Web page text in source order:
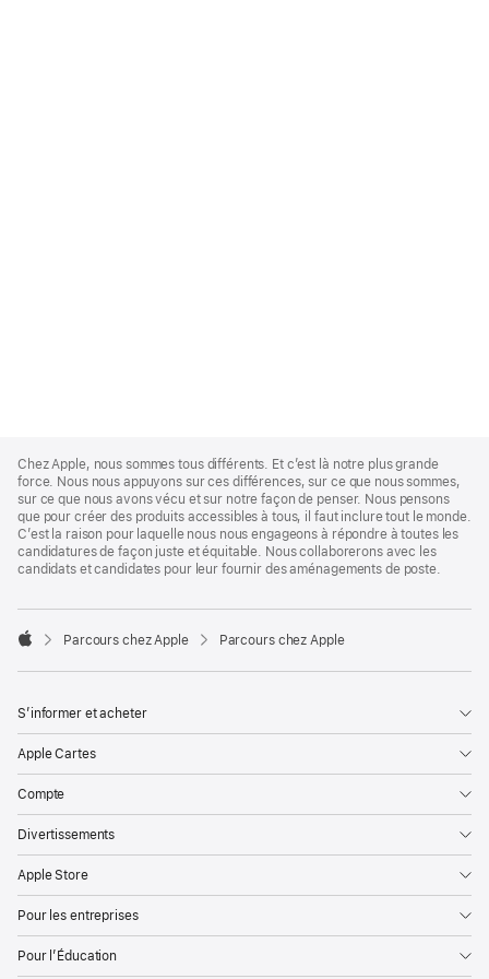
Footer
Chez Apple, nous sommes tous différents. Et c’est là notre plus grande
force. Nous nous appuyons sur ces différences, sur ce que nous sommes,
sur ce que nous avons vécu et sur notre façon de penser. Nous pensons
que pour créer des produits accessibles à tous, il faut inclure tout le monde.
C’est la raison pour laquelle nous nous engageons à répondre à toutes les
candidatures de façon juste et équitable. Nous collaborerons avec les
candidats et candidates pour leur fournir des aménagements de poste.

Parcours chez Apple Parcours chez Apple
S’informer et acheter
Apple Cartes
Compte
Divertissements
Apple Store
Pour les entreprises
Pour l’Éducation